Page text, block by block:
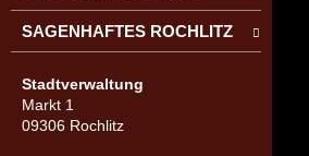
SAGENHAFTES ROCHLITZ
Stadtverwaltung
Markt 1
09306 Rochlitz